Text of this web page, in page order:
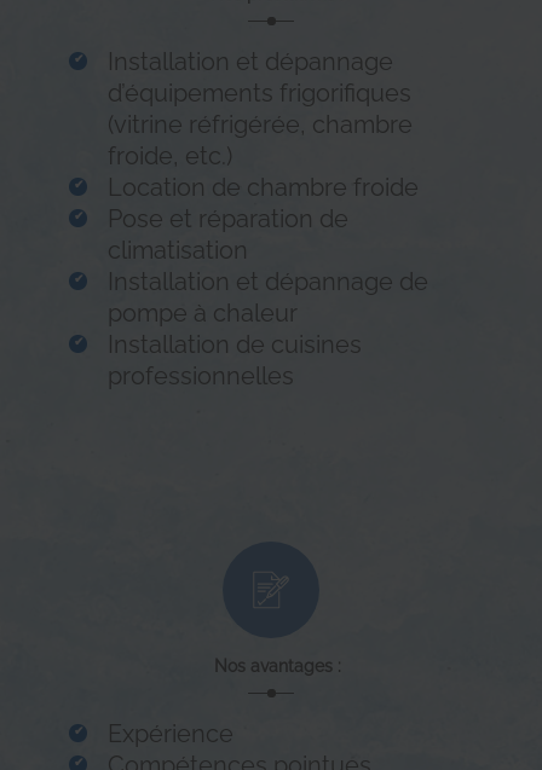
Installation et dépannage
d’équipements frigorifiques
(vitrine réfrigérée, chambre
froide, etc.)
Location de chambre froide
Pose et réparation de
climatisation
Installation et dépannage de
pompe à chaleur
Installation de cuisines
professionnelles
Nos avantages :
Expérience